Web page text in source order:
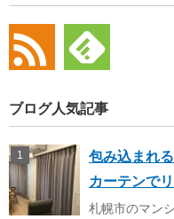
ブログ人気記事
包み込まれ
カーテンで
札幌市のマン